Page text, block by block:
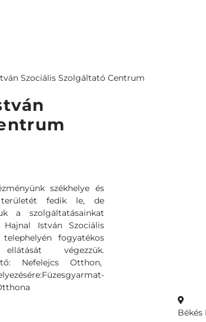
Szociális Szolgáltató Centrum
székhelye és
területét fedik le, de
a szolgáltatásainkat
István Szociális
fogyatékos
végezzük.
Nefelejcs Otthon,